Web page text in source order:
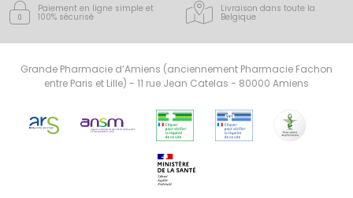
Paiement en ligne simple et
100% sécurisé
Livraison dans toute la
Belgique
Grande Pharmacie d’Amiens (anciennement Pharmacie Fachon
entre Paris et Lille) - 11 rue Jean Catelas - 80000 Amiens